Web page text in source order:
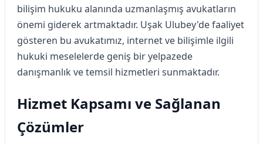
bilişim hukuku alanında uzmanlaşmış avukatların
önemi giderek artmaktadır. Uşak Ulubey'de faaliyet
gösteren bu avukatımız, internet ve bilişimle ilgili
hukuki meselelerde geniş bir yelpazede
danışmanlık ve temsil hizmetleri sunmaktadır.
Hizmet Kapsamı ve Sağlanan
Çözümler